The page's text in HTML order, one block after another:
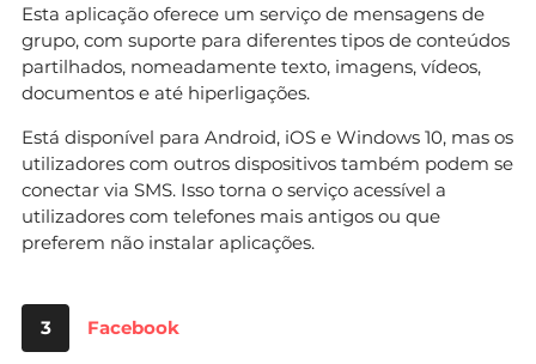
Esta aplicação oferece um serviço de mensagens de
grupo, com suporte para diferentes tipos de conteúdos
partilhados, nomeadamente texto, imagens, vídeos,
documentos e até hiperligações.
Está disponível para Android, iOS e Windows 10, mas os
utilizadores com outros dispositivos também podem se
conectar via SMS. Isso torna o serviço acessível a
utilizadores com telefones mais antigos ou que
preferem não instalar aplicações.
3 Facebook